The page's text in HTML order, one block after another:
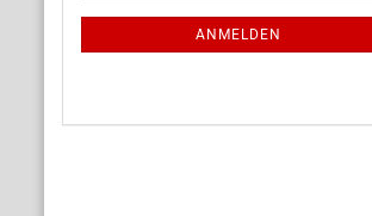
ANMELDEN